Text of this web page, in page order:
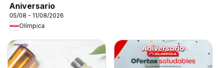
Aniversario
05/08 - 11/08/2026
Olímpica